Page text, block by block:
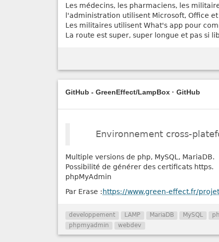
Les médecins, les pharmaciens, les
l'administration utilisent Microsoft, Office
Les militaires utilisent What's app pour
La route est super, super longue et pas si
GitHub - GreenEffect/LampBox · GitHub
Environnement cross-
Multiple versions de php, MySQL, MariaDB.
Possibilité de générer des certificats https.
phpMyAdmin
Par Erase : https://www.green-effect.fr/
developpement LAMP MariaDB MySQL
phpmyadmin
webdev